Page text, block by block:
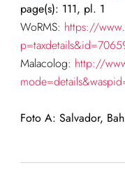
page(s): 111, pl. 1
WoRMS: https://
Malacolog: http://
Foto A: Salvador,